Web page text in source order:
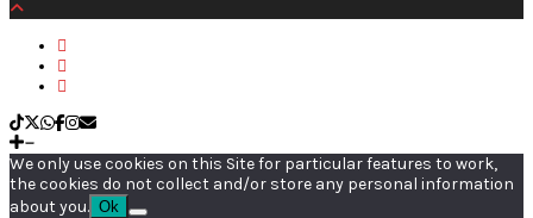
We only use cookies on this Site for particular features to work,
the cookies do not collect and/or store any personal information
about you. Ok